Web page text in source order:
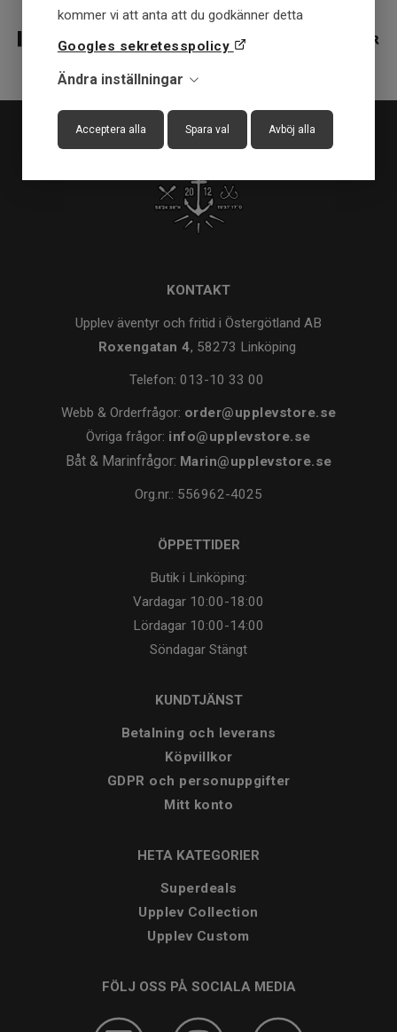
kommer vi att anta att du godkänner detta
Googles sekretesspolicy
Ändra inställningar
Acceptera alla Spara val Avböj alla
KONTAKT
Upplev äventyr och fritid i Östergötland AB
Roxengatan 4, 58273 Linköping
Telefon: 013-10 33 00
Webb & Orderfrågor: order@upplevstore.se
Övriga frågor: info@upplevstore.se
Båt & Marinfrågor: Marin@upplevstore.se
Org.nr.: 556962-4025
ÖPPETTIDER
Butik i Linköping:
Vardagar 10:00-18:00
Lördagar 10:00-14:00
Söndagar Stängt
KUNDTJÄNST
Betalning och leverans
Köpvillkor
GDPR och personuppgifter
Mitt konto
HETA KATEGORIER
Superdeals
Upplev Collection
Upplev Custom
FÖLJ OSS PÅ SOCIALA MEDIA